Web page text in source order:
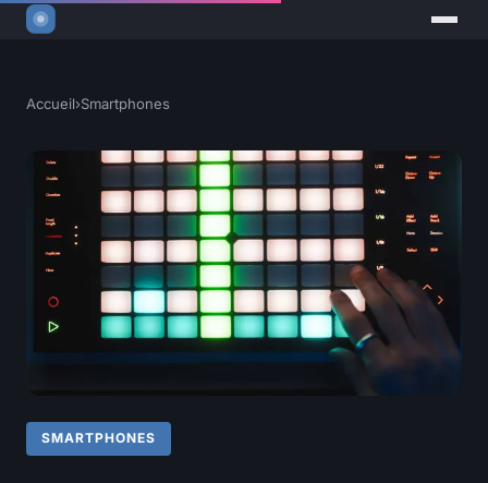
Accueil›Smartphones
SMARTPHONES